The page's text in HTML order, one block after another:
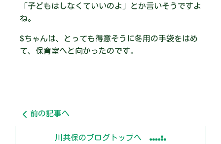
「子どもはしなくていいのよ」とか言いそうですよ
ね。
Sちゃんは、とっても得意そうに冬用の手袋をはめ
て、保育室へと向かったのです。
前の記事へ
川共保のブログトップへ